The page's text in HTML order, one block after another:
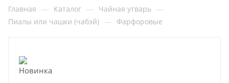
Главная — Каталог — Чайная утварь —
Пиалы или чашки (чабэй) — Фарфоровые